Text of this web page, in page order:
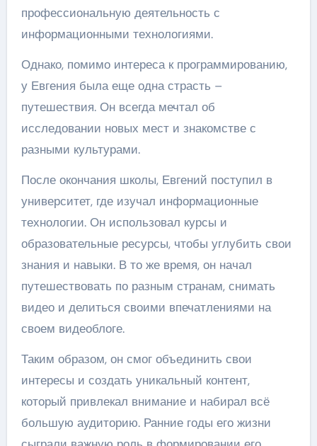
профессиональную деятельность с
информационными технологиями.
Однако, помимо интереса к программированию,
у Евгения была еще одна страсть –
путешествия. Он всегда мечтал об
исследовании новых мест и знакомстве с
разными культурами.
После окончания школы, Евгений поступил в
университет, где изучал информационные
технологии. Он использовал курсы и
образовательные ресурсы, чтобы углубить свои
знания и навыки. В то же время, он начал
путешествовать по разным странам, снимать
видео и делиться своими впечатлениями на
своем видеоблоге.
Таким образом, он смог объединить свои
интересы и создать уникальный контент,
который привлекал внимание и набирал всё
большую аудиторию. Ранние годы его жизни